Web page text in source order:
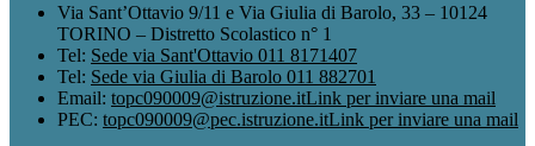
Via Sant’Ottavio 9/11 e Via Giulia di Barolo, 33 – 10124
TORINO – Distretto Scolastico n° 1
Tel: Sede via Sant'Ottavio 011 8171407
Tel: Sede via Giulia di Barolo 011 882701
Email: topc090009@istruzione.itLink per inviare una mail
PEC: topc090009@pec.istruzione.itLink per inviare una mail